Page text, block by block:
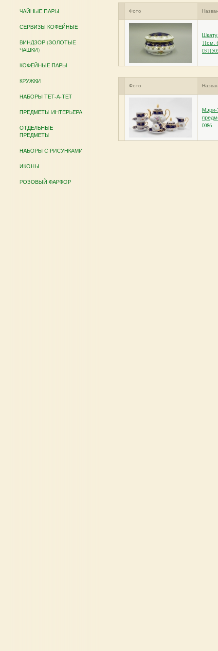
ЧАЙНЫЕ ПАРЫ
СЕРВИЗЫ КОФЕЙНЫЕ
ВИНДЗОР (ЗОЛОТЫЕ
ЧАШКИ)
КОФЕЙНЫЕ ПАРЫ
КРУЖКИ
НАБОРЫ ТЕТ-А-ТЕТ
ПРЕДМЕТЫ ИНТЕРЬЕРА
ОТДЕЛЬНЫЕ
ПРЕДМЕТЫ
НАБОРЫ С РИСУНКАМИ
ИКОНЫ
РОЗОВЫЙ ФАРФОР
Фото
11см.
Фото
Мэри-
0086